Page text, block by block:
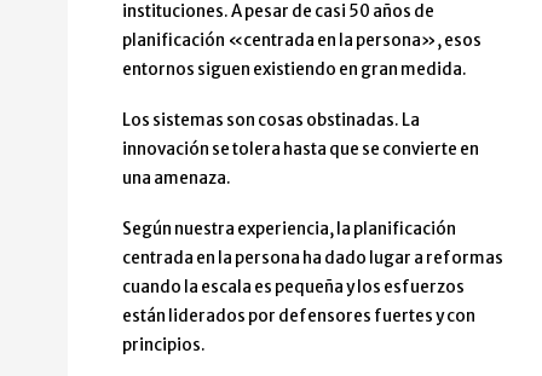
instituciones. A pesar de casi 50 años de
planificación «centrada en la persona», esos
entornos siguen existiendo en gran medida.
Los sistemas son cosas obstinadas. La
innovación se tolera hasta que se convierte en
una amenaza.
Según nuestra experiencia, la planificación
centrada en la persona ha dado lugar a reformas
cuando la escala es pequeña y los esfuerzos
están liderados por defensores fuertes y con
principios.